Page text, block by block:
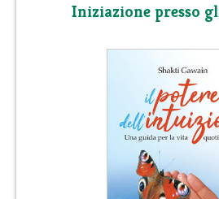
Iniziazione presso